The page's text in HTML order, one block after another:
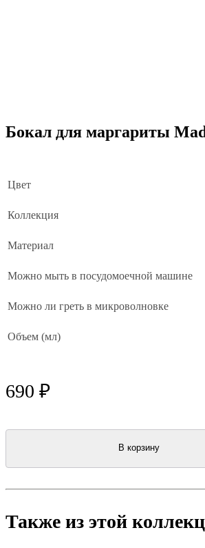
Бокал для маргариты
Цвет
Коллекция
Материал
Можно мыть в посудомоечной машине
Можно ли греть в микроволновке
Объем (мл)
690 ₽
В корзину
Также из этой